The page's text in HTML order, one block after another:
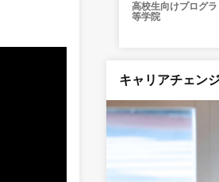
高校生向けプログ
等学院
キャリアチェン